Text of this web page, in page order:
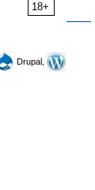
18+
Drupal,